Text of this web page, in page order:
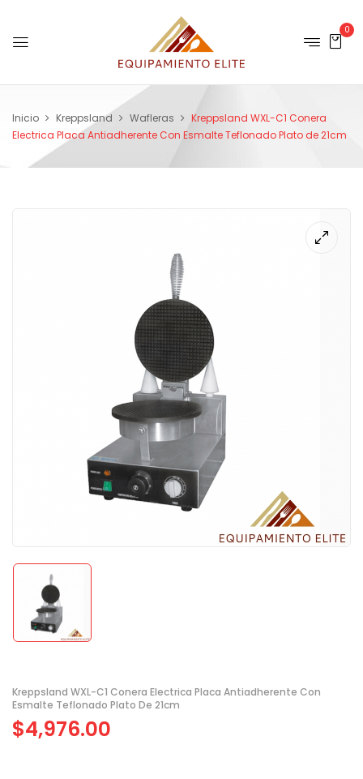
0
Inicio Kreppsland Wafleras
Kreppsland WXL-C1 Conera
Electrica Placa Antiadherente Con Esmalte Teflonado Plato de 21cm
Kreppsland WXL-C1 Conera Electrica Placa Antiadherente Con
Esmalte Teflonado Plato De 21cm
$4,976.00